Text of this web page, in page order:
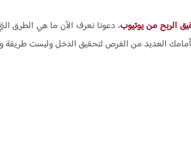
الربح من يوتيوب، دعونا نعرف الأن ما هي الطرق
أمامك العديد من الفرص لتحقيق الدخل وليست